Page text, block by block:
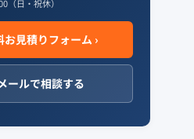
（日・祝休）
お見積りフォーム ›
ールで相談する